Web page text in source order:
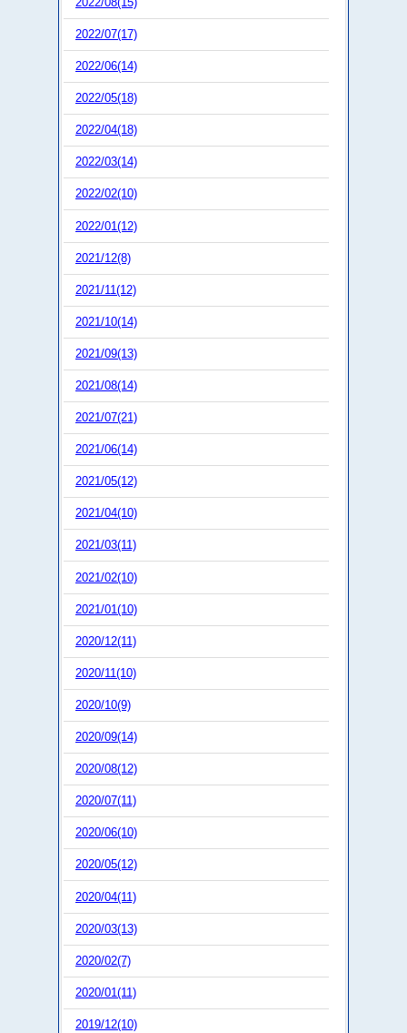
2022/07(17)
2022/06(14)
2022/05(18)
2022/04(18)
2022/03(14)
2022/02(10)
2022/01(12)
2021/12(8)
2021/11(12)
2021/10(14)
2021/09(13)
2021/08(14)
2021/07(21)
2021/06(14)
2021/05(12)
2021/04(10)
2021/03(11)
2021/02(10)
2021/01(10)
2020/12(11)
2020/11(10)
2020/10(9)
2020/09(14)
2020/08(12)
2020/07(11)
2020/06(10)
2020/05(12)
2020/04(11)
2020/03(13)
2020/02(7)
2020/01(11)
2019/12(10)